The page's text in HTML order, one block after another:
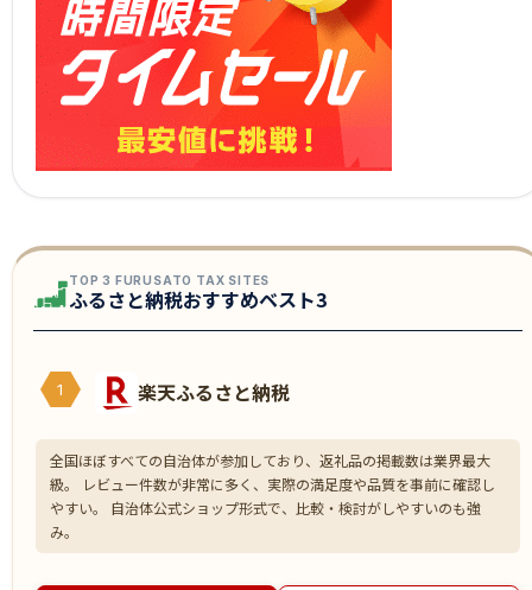
TOP 3 FURUSATO TAX SITES
ふるさと納税おすすめベスト3
1 楽天ふるさと納税
全国ほぼすべての自治体が参加しており、返礼品の掲載数は業界最大
級。 レビュー件数が非常に多く、実際の満足度や品質を事前に確認し
やすい。 自治体公式ショップ形式で、比較・検討がしやすいのも強
み。